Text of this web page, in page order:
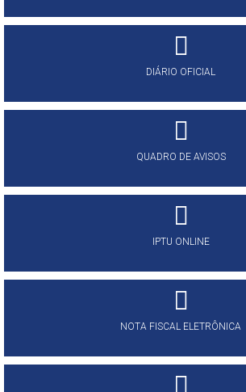
DIÁRIO OFICIAL
QUADRO DE AVISOS
IPTU ONLINE
NOTA FISCAL ELETRÔNICA